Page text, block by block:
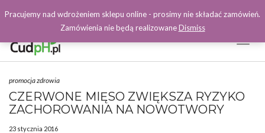
Facebook
promocja zdrowia
CZERWONE MIĘSO ZWIĘKSZA RYZYKO
ZACHOROWANIA NA NOWOTWORY
23 stycznia 2016
Pracujemy nad wdrożeniem sklepu online - prosimy nie składać zamówień.
Zamówienia nie będą realizowaneDismiss